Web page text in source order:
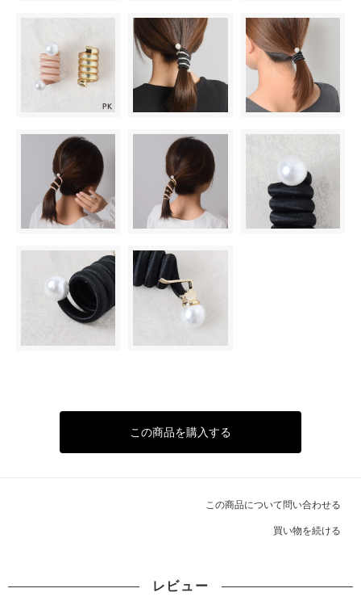
この商品を購入する
この商品について問い合わせる
買い物を続ける
レビュー